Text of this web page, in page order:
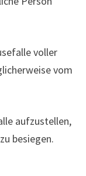
voller
vom
aufzustellen,
besiegen.